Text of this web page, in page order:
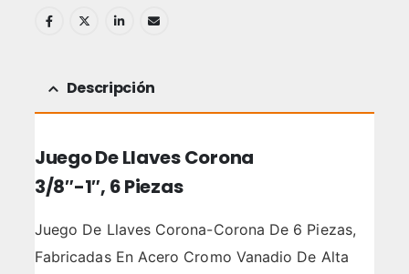
Descripción
Juego De Llaves Corona
3/8″-1″, 6 Piezas
Juego De Llaves Corona-Corona De 6 Piezas,
Fabricadas En Acero Cromo Vanadio De Alta